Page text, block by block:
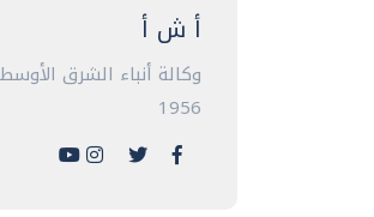
أ ش أ
وكالة أنباء الشرق
1956